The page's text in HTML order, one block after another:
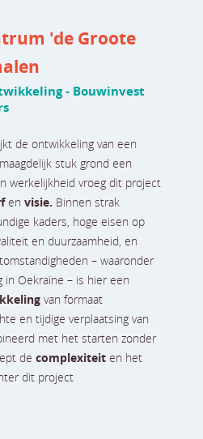
'de Groote
- Bouwinvest
de ontwikkeling van een
stuk grond een
werkelijkheid vroeg dit project
en visie. Binnen strak
kaders, hoge eisen op
en duurzaamheid, en
– waaronder
in Oekraïne – is hier een
van formaat
en tijdige verplaatsing van
met het starten zonder
de complexiteit en het
dit project